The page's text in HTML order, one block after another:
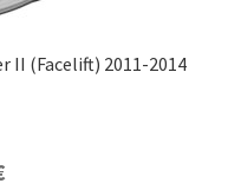
II (Facelift) 2011-2014